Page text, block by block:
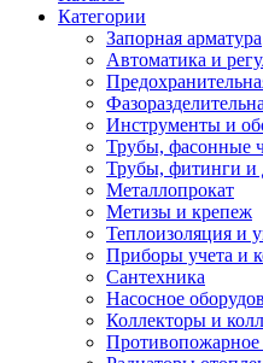
Категории
Запорная арматура
Автоматика и
Инструменты и
Трубы, фасонные
Трубы, фитинги и
Металлопрокат
Метизы и крепеж
Теплоизоляция и
Приборы учета и
Сантехника
Насосное
Коллекторы и
Противопожарное